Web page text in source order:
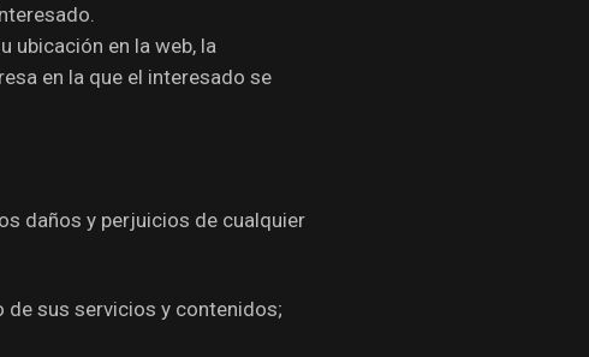
ubicación en la web, la
en la que el interesado se
daños y perjuicios de cualquier
sus servicios y contenidos;